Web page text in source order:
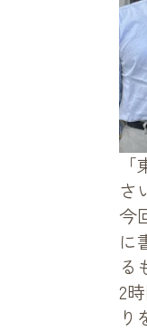
さ
今
に
る
2
り